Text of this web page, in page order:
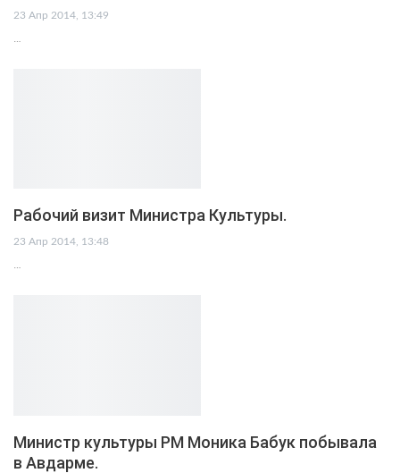
23 Апр 2014, 13:49
…
Рабочий визит Министра Культуры.
23 Апр 2014, 13:48
…
Министр культуры РМ Моника Бабук побывала
в Авдарме.